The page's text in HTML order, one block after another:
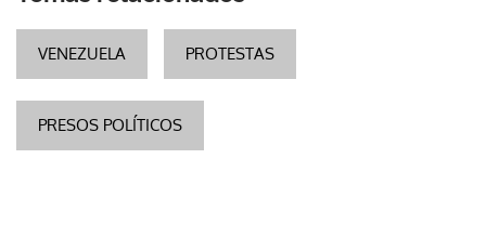
VENEZUELA PROTESTAS
PRESOS POLÍTICOS